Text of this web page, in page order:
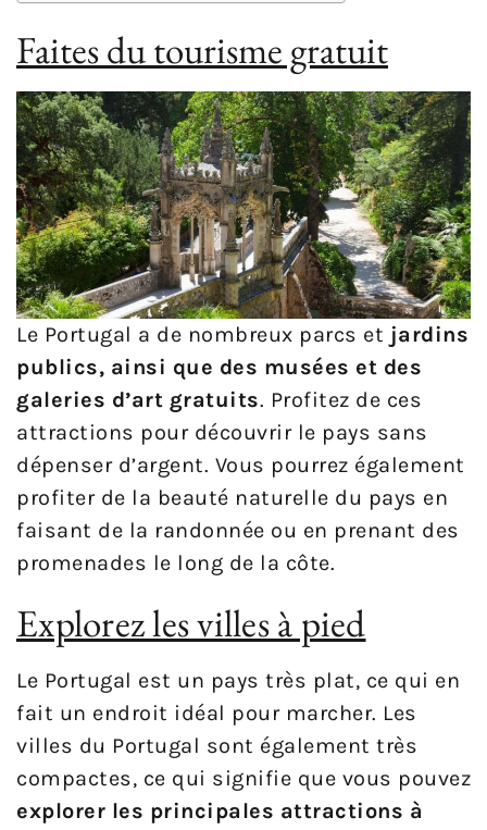
Faites du tourisme gratuit
Le Portugal a de nombreux parcs et jardins
publics, ainsi que des musées et des
galeries d’art gratuits. Profitez de ces
attractions pour découvrir le pays sans
dépenser d’argent. Vous pourrez également
profiter de la beauté naturelle du pays en
faisant de la randonnée ou en prenant des
promenades le long de la côte.
Explorez les villes à pied
Le Portugal est un pays très plat, ce qui en
fait un endroit idéal pour marcher. Les
villes du Portugal sont également très
compactes, ce qui signifie que vous pouvez
explorer les principales attractions à